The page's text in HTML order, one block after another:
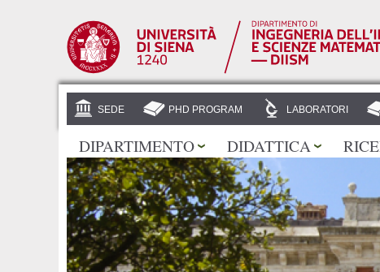
SEDE PHD PROGRAM LABORATORI
DIPARTIMENTO DIDATTICA